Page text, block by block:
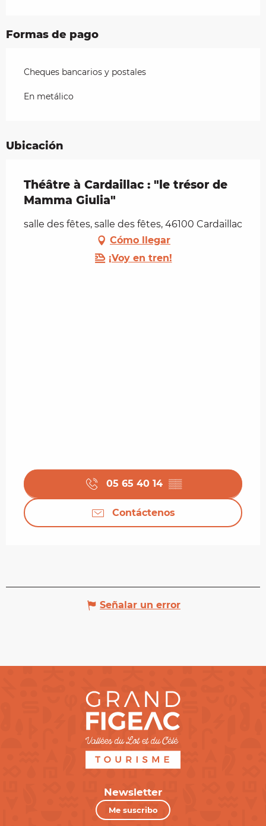
Formas de pago
Cheques bancarios y postales
En metálico
Ubicación
Théâtre à Cardaillac : "le trésor de
Mamma Giulia"
salle des fêtes, salle des fêtes, 46100 Cardaillac
Cómo llegar
¡Voy en tren!
05 65 40 14 ▒▒
Contáctenos
Señalar un error
Newsletter
Me suscribo